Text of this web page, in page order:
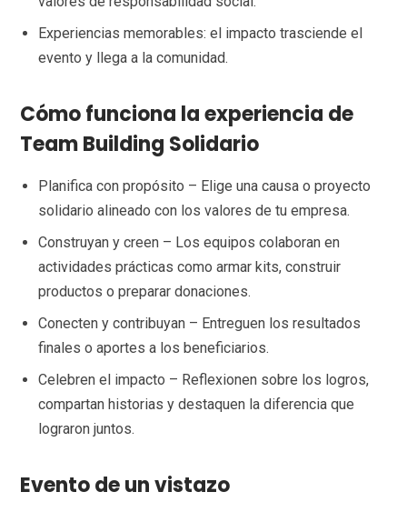
Experiencias memorables: el impacto trasciende el
evento y llega a la comunidad.
Cómo funciona la experiencia de
Team Building Solidario
Planifica con propósito – Elige una causa o proyecto
solidario alineado con los valores de tu empresa.
Construyan y creen – Los equipos colaboran en
actividades prácticas como armar kits, construir
productos o preparar donaciones.
Conecten y contribuyan – Entreguen los resultados
finales o aportes a los beneficiarios.
Celebren el impacto – Reflexionen sobre los logros,
compartan historias y destaquen la diferencia que
lograron juntos.
Evento de un vistazo